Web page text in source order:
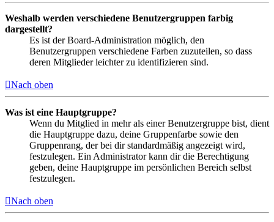
Weshalb werden verschiedene Benutzergruppen farbig
dargestellt?
Es ist der Board-Administration möglich, den
Benutzergruppen verschiedene Farben zuzuteilen, so dass
deren Mitglieder leichter zu identifizieren sind.
Nach oben
Was ist eine Hauptgruppe?
Wenn du Mitglied in mehr als einer Benutzergruppe bist, dient
die Hauptgruppe dazu, deine Gruppenfarbe sowie den
Gruppenrang, der bei dir standardmäßig angezeigt wird,
festzulegen. Ein Administrator kann dir die Berechtigung
geben, deine Hauptgruppe im persönlichen Bereich selbst
festzulegen.
Nach oben